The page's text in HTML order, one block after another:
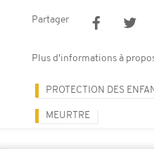
Partager
Plus d'informations à
PROTECTION DES
MEURTRE